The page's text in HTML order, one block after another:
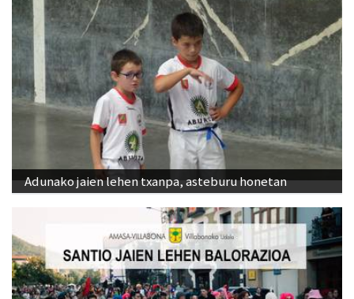
Adunako jaien lehen txanpa, asteburu honetan